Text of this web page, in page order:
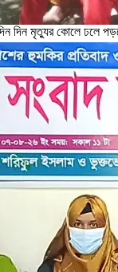
দিন মৃত্যুর কোলে ঢলে